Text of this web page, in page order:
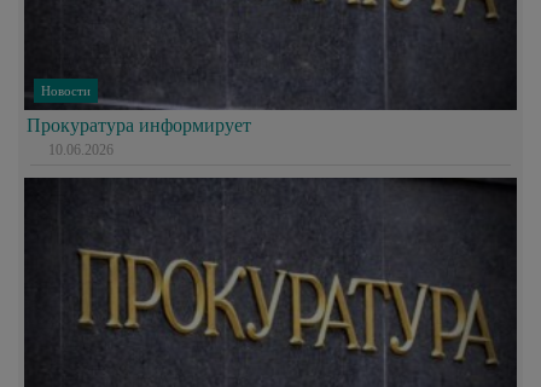
Новости
Прокуратура информирует
10.06.2026